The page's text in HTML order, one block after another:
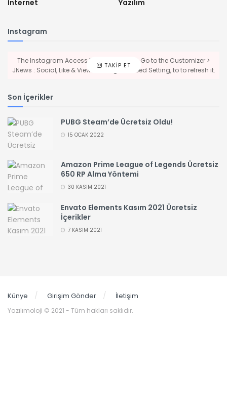
İnternet Yazılım
Instagram
TAKIP ET
The Instagram Access Token is expired, Go to the Customizer >
JNews : Social, Like & View > Instagram Feed Setting, to to refresh it.
Son İçerikler
PUBG Steam’de Ücretsiz Oldu!
15 OCAK 2022
Amazon Prime League of Legends Ücretsiz
650 RP Alma Yöntemi
30 KASIM 2021
Envato Elements Kasım 2021 Ücretsiz
İçerikler
7 KASIM 2021
Künye Girişim Gönder İletişim
Yazılımoloji © 2021 - Tüm hakları saklıdır.